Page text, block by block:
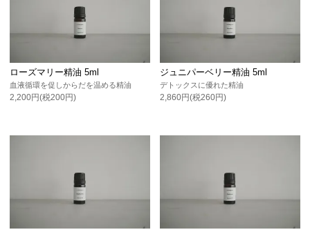
ローズマリー精油 5ml
血液循環を促しからだを温める精油
2,200円(税200円)
ジュニパーベリー精油 5ml
デトックスに優れた精油
2,860円(税260円)